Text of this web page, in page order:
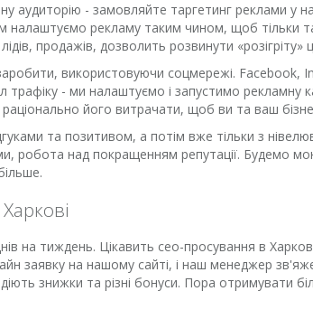
аудиторію - замовляйте таргетинг реклами у
налаштуємо рекламу таким чином, щоб тільки
продажів, дозволить розвинути «розігріту»
використовуючи соцмережі. Facebook,
- ми налаштуємо і запустимо
його витрачати, щоб ви та ваш
та позитивом, а потім вже тільки з
робота над покращенням репутації. Будемо
на тиждень. Цікавить сео-просування в
заявку на нашому сайті, і наш менеджер
знижки та різні бонуси. Пора отримувати